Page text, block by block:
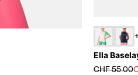
Ella
Prix normal
CHF 55.00